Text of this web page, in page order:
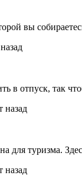
вы
в отпуск, так
назад
для туризма.
назад